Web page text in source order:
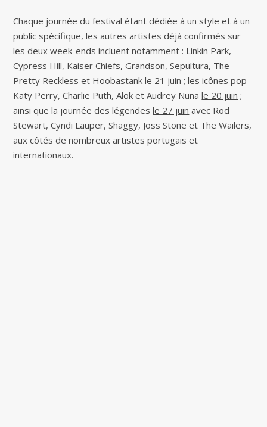
Chaque journée du festival étant dédiée à un style et à un
public spécifique, les autres artistes déjà confirmés sur
les deux week-ends incluent notamment : Linkin Park,
Cypress Hill, Kaiser Chiefs, Grandson, Sepultura, The
Pretty Reckless et Hoobastankle 21 juin ; les icônes pop
Katy Perry, Charlie Puth, Alok et Audrey Nunale 20 juin ;
ainsi que la journée des légendesle 27 juin avec Rod
Stewart, Cyndi Lauper, Shaggy, Joss Stone et The Wailers,
aux côtés de nombreux artistes portugais et
internationaux.